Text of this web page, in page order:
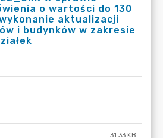
o wartości do 130
aktualizacji
i budynków w zakresie
31.33 KB